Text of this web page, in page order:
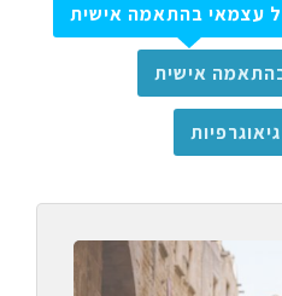
עצמאי בהתאמה אישית
אישית